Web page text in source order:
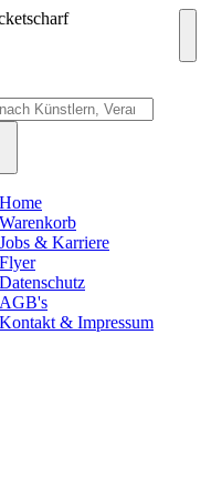
Home
Warenkorb
Jobs & Karriere
Flyer
Datenschutz
AGB's
Kontakt & Impressum